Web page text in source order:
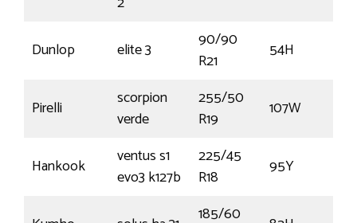
Dunlop elite 3
90/90
R21
54H
Pirelli
scorpion
verde
255/50
R19
107W
Hankook
ventus s1
evo3 k127b
225/45
R18
95Y
185/60